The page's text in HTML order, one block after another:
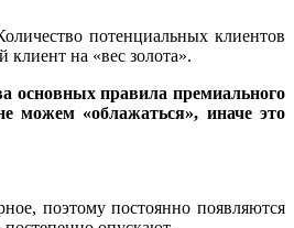
потенциальных клиентов
на «вес золота».
основных правила премиального
«облажаться», иначе это
поэтому постоянно появляются